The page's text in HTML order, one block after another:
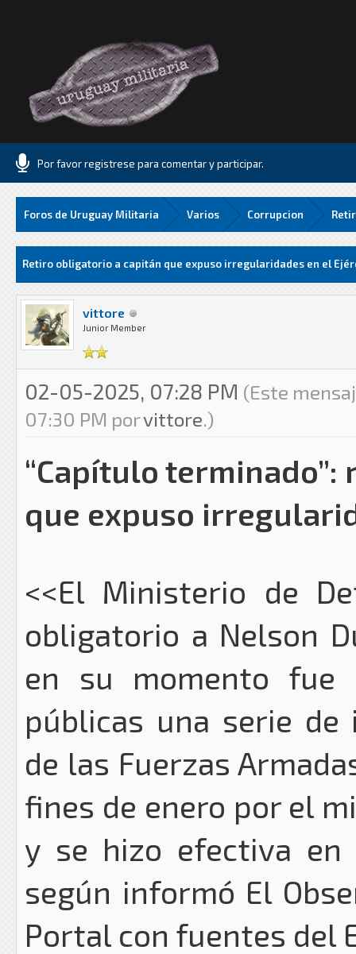
Por favor registrese para comentar y participar.
Foros de Uruguay Militaria Varios Corrupcion
Retiro obligatorio a capitán que expuso irregularidades en el
vittore
Junior Member
02-05-2025, 07:28 PM (Este
07:30 PM porvittore.)
“Capítulo
que expuso
<<El Ministerio de
obligatorio a Nelson
en su momento fue
públicas una serie de
de las Fuerzas
fines de enero por el
y se hizo efectiva en
según informó El
Portal con fuentes del